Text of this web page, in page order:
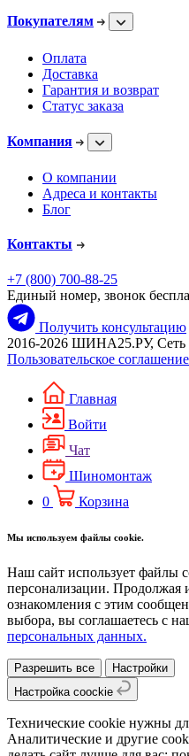
Покупателям
Оплата
Доставка
Гарантия и возврат
Статус заказа
Компания
О компании
Адреса и контакты
Блог
Контакты
+7 (800) 700-88-25
Единый номер, звонок
Получить консультацию
2016-2026 ШИНА25.РУ, Сеть
Пользовательское соглашение
Главная
Войти
Чат
Шиномонтаж
0
Корзина
Мы используем файлы cookie.
Наш сайт использует файлы
персонализации. Продолжая
ознакомления с этим
выбора, вы соглашаетесь с
персональных данных.
Разрешить все
Настройки
Настройка coockie
Технические cookie нужны
Аналитические и другие